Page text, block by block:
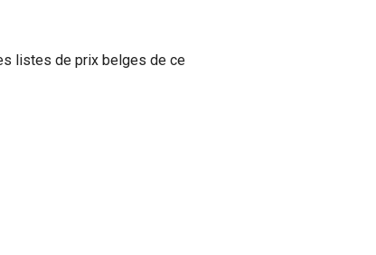
listes de prix belges de ce